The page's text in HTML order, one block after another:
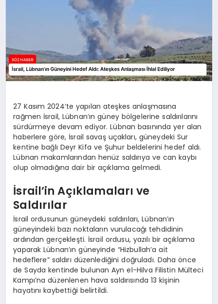
27 Kasım 2024’te yapılan ateşkes anlaşmasına
rağmen İsrail, Lübnan’ın güney bölgelerine saldırılarını
sürdürmeye devam ediyor. Lübnan basınında yer alan
haberlere göre, İsrail savaş uçakları, güneydeki Sur
kentine bağlı Deyr Kifa ve Şuhur beldelerini hedef aldı.
Lübnan makamlarından henüz saldırıya ve can kaybı
olup olmadığına dair bir açıklama gelmedi.
İsrail’in Açıklamaları ve
Saldırılar
İsrail ordusunun güneydeki saldırıları, Lübnan’ın
güneyindeki bazı noktaların vurulacağı tehdidinin
ardından gerçekleşti. İsrail ordusu, yazılı bir açıklama
yaparak Lübnan’ın güneyinde “Hizbullah’a ait
hedeflere” saldırı düzenlediğini doğruladı. Daha önce
de Sayda kentinde bulunan Ayn el-Hilva Filistin Mülteci
Kampı’na düzenlenen hava saldırısında 13 kişinin
hayatını kaybettiği belirtildi.